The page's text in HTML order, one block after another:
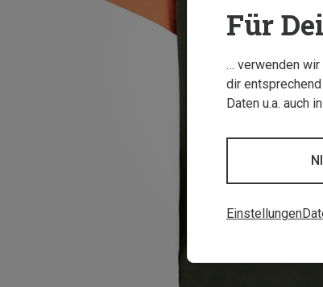
Für
… verwenden wir
dir
Daten u.a. auch
Einstellungen